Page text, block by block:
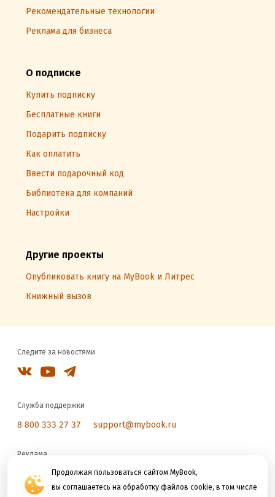
Продолжая пользоваться сайтом MyBook,
вы соглашаетесь на обработку файлов cookie, в том числе
Рекомендательные технологии
Реклама для бизнеса
О подписке
Купить подписку
Бесплатные книги
Подарить подписку
Как оплатить
Ввести подарочный код
Библиотека для компаний
Настройки
Другие проекты
Опубликовать книгу на MyBook и Литрес
Книжный вызов
Следите за новостями
Служба поддержки
8 800 333 27 37 support@mybook.ru
Реклама
reklama@litres.ru